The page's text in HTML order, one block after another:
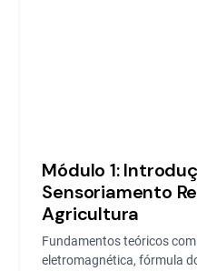
Módulo 1:
Sensoriamento
Agricultura
Fundamentos teóricos
eletromagnética, fórmula